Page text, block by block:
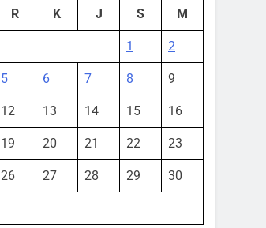
R K J S M
1 2
5 6 7 8 9
12 13 14 15 16
19 20 21 22 23
26 27 28 29 30